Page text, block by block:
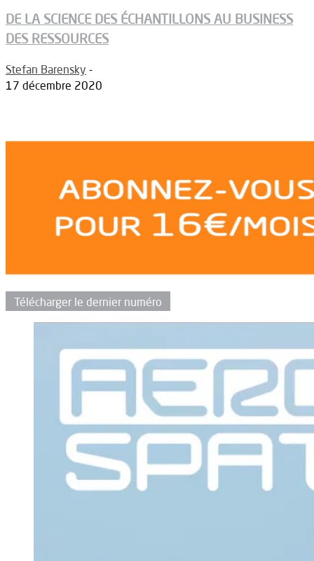
DE LA SCIENCE DES ÉCHANTILLONS AU BUSINESS
DES RESSOURCES
Stefan Barensky -
17 décembre 2020
Télécharger le dernier numéro